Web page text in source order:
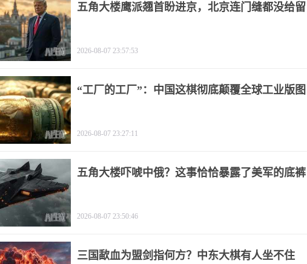
五角大楼鹰派翘首盼进京，北京连门缝都没给留
2026-08-07 23:57:53
“工厂的工厂”：中国这棋彻底颠覆全球工业版图
2026-08-07 23:27:11
五角大楼吓唬中俄？这事恰恰暴露了美军的底裤
2026-08-07 23:50:46
三国歃血为盟剑指何方？中东大棋有人坐不住